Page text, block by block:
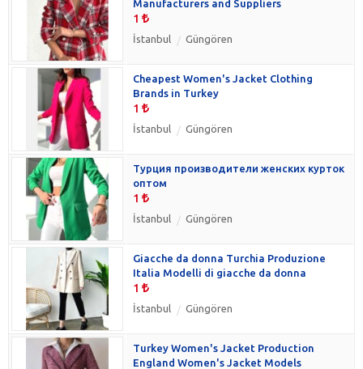
Manufacturers and Suppliers
1
İstanbul Güngören
Cheapest Women's Jacket Clothing
Brands in Turkey
1
İstanbul Güngören
Турция производители женских курток
оптом
1
İstanbul Güngören
Giacche da donna Turchia Produzione
Italia Modelli di giacche da donna
1
İstanbul Güngören
Turkey Women's Jacket Production
England Women's Jacket Models